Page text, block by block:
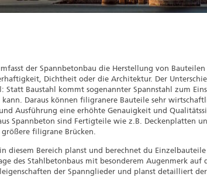
der Spannbetonbau die Herstellung von
Dichtheit oder die Architektur. Der
Baustahl kommt sogenannter Spannstahl zum
Daraus können filigranere Bauteile sehr
Ausführung eine erhöhte Genauigkeit und
Spannbeton sind Fertigteile wie z.B. Deckenplatten
filigrane Brücken.
diesem Bereich planst und berechnet du
des Stahlbetonbaus mit besonderem Augenmerk auf
der Spannglieder und planst detailliert